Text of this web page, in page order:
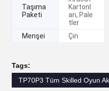
Taşıma
Paketi
Kartonl
arı, Pale
tler
Menşei Çin
Tags:
TP70P3 Tüm Skilled Oyun